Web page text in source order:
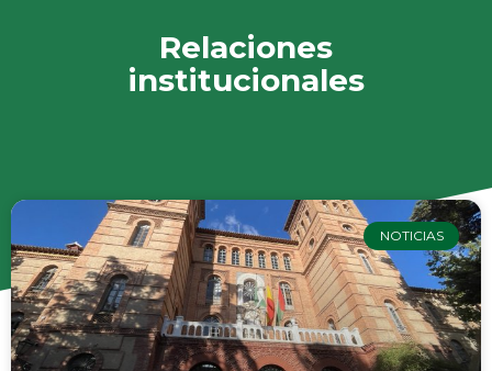
Relaciones
institucionales
NOTICIAS